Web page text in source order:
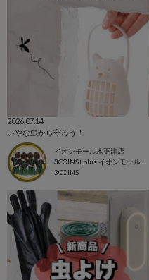
2026.07.14
いやな虫から守ろう！
イオンモール木更津店
3COINS+plus イオンモール木更津店
3COINS